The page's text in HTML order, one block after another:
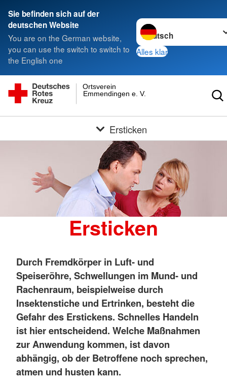
Sie befinden sich auf der
deutschen Website
You are on the German website,
you can use the switch to switch to
the English one
Sprache wechseln zu
Alles klar
Emmendingen e. V.
Ortsverein
Ersticken
Ersticken
Durch Fremdkörper in Luft- und
Speiseröhre, Schwellungen im Mund- und
Rachenraum, beispielweise durch
Insektenstiche und Ertrinken, besteht die
Gefahr des Erstickens. Schnelles Handeln
ist hier entscheidend. Welche Maßnahmen
zur Anwendung kommen, ist davon
abhängig, ob der Betroffene noch sprechen,
atmen und husten kann.